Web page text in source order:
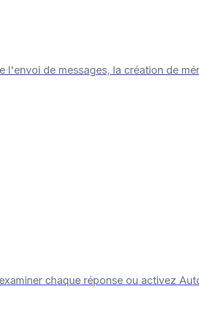
de messages, la création de
chaque réponse ou activez